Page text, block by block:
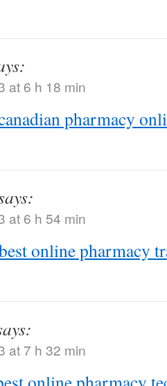
at 6 h 18 min
pharmacy
at 6 h 54 min
online pharmacy
at 7 h 32 min